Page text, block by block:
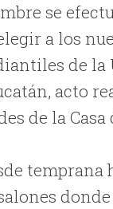
se
a los
de
acto
de la Casa
temprana